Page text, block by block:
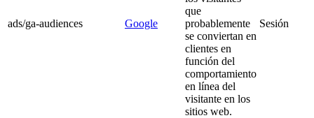
ads/ga-audiences Google
que
probablemente
se conviertan en
clientes en
función del
comportamiento
en línea del
visitante en los
sitios web.
Sesión